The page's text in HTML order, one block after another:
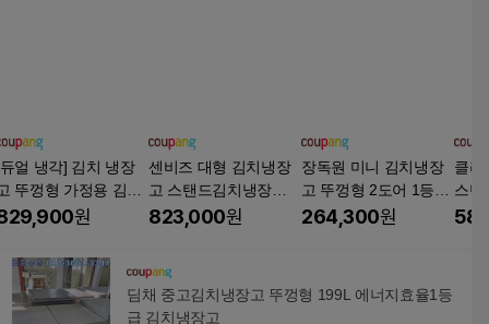
얼 냉각] 김치 냉장
뚜껑형 가정용 김치
장고 2도어 저소음
고 주류 음료 야채,
타늄 그레이], [KZD-
365리터]
원
센비즈 대형 김치냉장
고 스탠드김치냉장고
저소음 가정용 원룸 냉
823,000원
장독원 미니 김치냉장
고 뚜껑형 2도어 1등급
소형 원룸 가정용 술장
264,300원
클라
스탠
도어
딤채 중고김치냉장고 뚜껑형 199L 에너지효율1등
급 김치냉장고